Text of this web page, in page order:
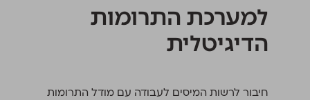
למערכת התרומות
הדיגיטלית
חיבור לרשות המיסים לעבודה עם מודל התרומות